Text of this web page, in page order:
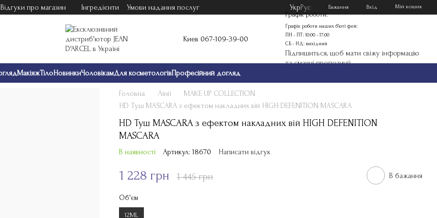
Відгуки про магазин Інгредієнти Умови надання послуг УкрРус Бажання Вхід Мій кошик
Киев 067-109-39-00
Графік роботи:
Графік роботи наших б'юті фей:
ПН - ПТ: 10:00 - 17:00
СБ - НД: вихідний
Підпишиться, щоб мати свіжу інформацію
та смачні пропозиції
МакіяжТілоНовинкиЧоловікамДля косметологівПрофесійний догляд
Головна Лінії
MAKE UP COLLECTION
HD Туш MASCARA з ефектом накладних вій HIGH DEFENITION MASCARA
HD Туш MASCARA з ефектом накладних вій HIGH DEFENITION
MASCARA
В наявності Артикул: 18670 Написати відгук
1 228 грн 1 445 грн В бажання
Об'єм
12ML